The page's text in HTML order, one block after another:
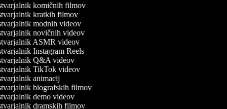
komičnih filmov
kratkih filmov
modnih videov
novičnih videov
ASMR videov
Instagram Reels
Q&A videov
TikTok videov
animacij
biografskih filmov
demo videov
dramskih filmov